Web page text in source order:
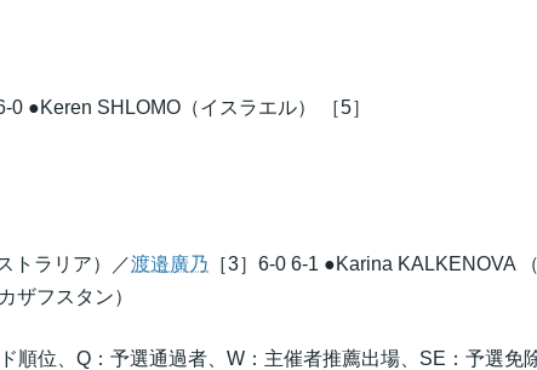
0 ●Keren SHLOMO（イスラエル） ［5］
トラリア）／渡邉廣乃 ［3］6-0 6-1 ●Karina KALKENOVA
ザフスタン）
順位、Q：予選通過者、W：主催者推薦出場、SE：予選免